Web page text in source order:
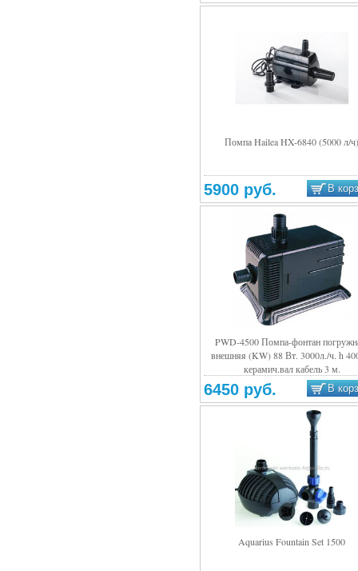
Помпа Hailea HX-6840 (5000 л/ч)
5900 руб. В
Подробнее
PWD-4500 Помпа-фонтан
внешняя (KW) 88 Вт. 3000л./ч. h
керамич.вал кабель 3 м.
6450 руб. В
Aquarius Fountain Set 1500